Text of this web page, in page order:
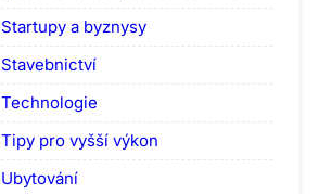
Startupy a byznysy
Stavebnictví
Technologie
Tipy pro vyšší výkon
Ubytování